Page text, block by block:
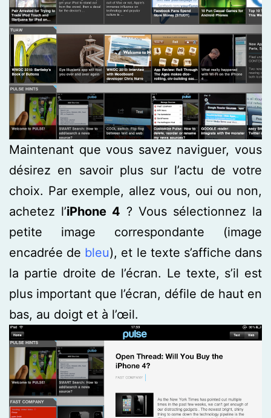
Maintenant que vous savez naviguer, vous
désirez en savoir plus sur l’actu de votre
choix. Par exemple, allez vous, oui ou non,
achetez l’iPhone 4 ? Vous sélectionnez la
petite image correspondante (image
encadrée de bleu), et le texte s’affiche dans
la partie droite de l’écran. Le texte, s’il est
plus important que l’écran, défile de haut en
bas, au doigt et à l’œil.